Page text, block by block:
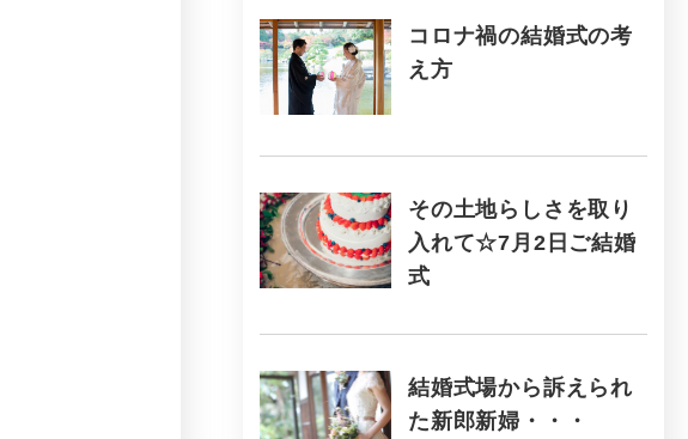
コロナ禍の結婚式の考
え方
その土地らしさを取り
入れて☆7月2日ご結婚
式
結婚式場から訴えられ
た新郎新婦・・・